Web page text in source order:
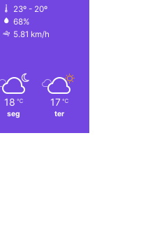
23º - 20º
68%
5.81 km/h
18 ℃
seg
17 ℃
ter